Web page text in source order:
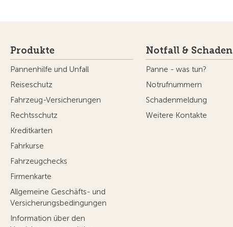
Produkte
Pannenhilfe und Unfall
Reiseschutz
Fahrzeug-Versicherungen
Rechtsschutz
Kreditkarten
Fahrkurse
Fahrzeugchecks
Firmenkarte
Allgemeine Geschäfts- und
Versicherungsbedingungen
Information über den
Notfall & Schaden
Panne - was tun?
Notrufnummern
Schadenmeldung
Weitere Kontakte